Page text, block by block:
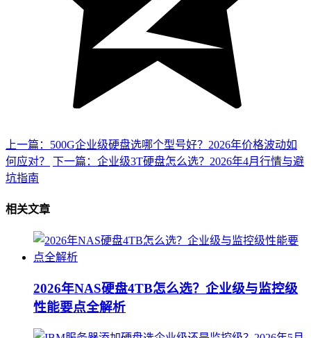
上一篇：500G企业级硬盘选哪个型号好？2026年价格波动如
何应对？
下一篇：企业级3T硬盘怎么选？2026年4月行情与避
坑指南
相关文章
2026年NAS硬盘4TB怎么选？企业级与监控级
性能要点全解析